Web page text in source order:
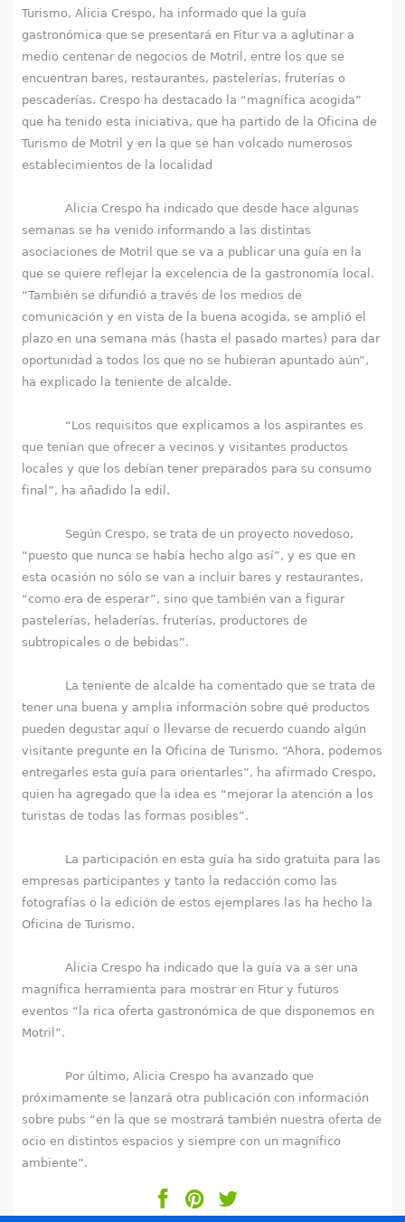
q
u
Turismo, Alicia Crespo, ha informado que la guía
gastronómica que se presentará en Fitur va a aglutinar a
medio centenar de negocios de Motril, entre los que se
encuentran bares, restaurantes, pastelerías, fruterías o
pescaderías. Crespo ha destacado la “magnífica acogida”
que ha tenido esta iniciativa, que ha partido de la Oficina de
Turismo de Motril y en la que se han volcado numerosos
establecimientos de la localidad
Alicia Crespo ha indicado que desde hace algunas
semanas se ha venido informando a las distintas
asociaciones de Motril que se va a publicar una guía en la
que se quiere reflejar la excelencia de la gastronomía local.
“También se difundió a través de los medios de
comunicación y en vista de la buena acogida, se amplió el
plazo en una semana más (hasta el pasado martes) para dar
oportunidad a todos los que no se hubieran apuntado aún”,
ha explicado la teniente de alcalde.
“Los requisitos que explicamos a los aspirantes es
que tenían que ofrecer a vecinos y visitantes productos
locales y que los debían tener preparados para su consumo
final”, ha añadido la edil.
Según Crespo, se trata de un proyecto novedoso,
“puesto que nunca se había hecho algo así”, y es que en
esta ocasión no sólo se van a incluir bares y restaurantes,
“como era de esperar”, sino que también van a figurar
pastelerías, heladerías, fruterías, productores de
subtropicales o de bebidas”.
La teniente de alcalde ha comentado que se trata de
tener una buena y amplia información sobre qué productos
pueden degustar aquí o llevarse de recuerdo cuando algún
visitante pregunte en la Oficina de Turismo. “Ahora, podemos
entregarles esta guía para orientarles”, ha afirmado Crespo,
quien ha agregado que la idea es “mejorar la atención a los
turistas de todas las formas posibles”.
La participación en esta guía ha sido gratuita para las
empresas participantes y tanto la redacción como las
fotografías o la edición de estos ejemplares las ha hecho la
Oficina de Turismo.
Alicia Crespo ha indicado que la guía va a ser una
magnífica herramienta para mostrar en Fitur y futuros
eventos “la rica oferta gastronómica de que disponemos en
Motril”.
Por último, Alicia Crespo ha avanzado que
próximamente se lanzará otra publicación con información
sobre pubs “en la que se mostrará también nuestra oferta de
ocio en distintos espacios y siempre con un magnífico
ambiente”.